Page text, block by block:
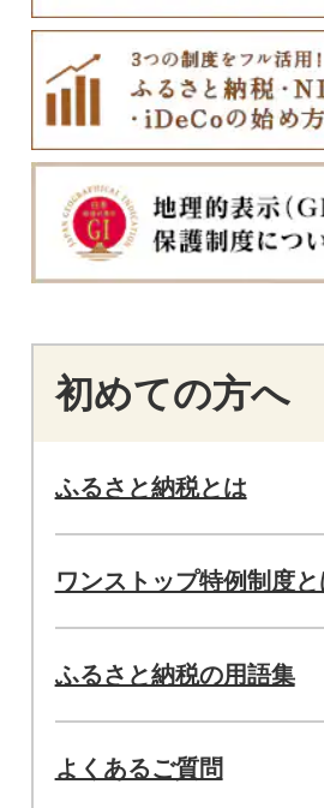
初めての方へ
ふるさと納税とは
ワンストップ特例制度と
ふるさと納税の用語集
よくあるご質問